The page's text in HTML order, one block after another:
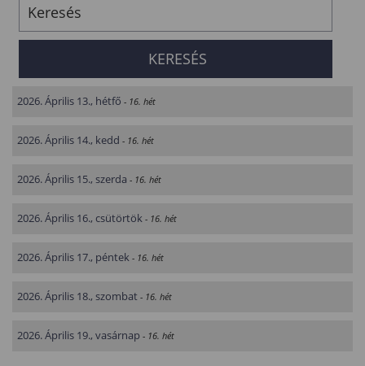
2026. Április 13., hétfő - 16. hét
2026. Április 14., kedd - 16. hét
2026. Április 15., szerda - 16. hét
2026. Április 16., csütörtök - 16. hét
2026. Április 17., péntek - 16. hét
2026. Április 18., szombat - 16. hét
2026. Április 19., vasárnap - 16. hét